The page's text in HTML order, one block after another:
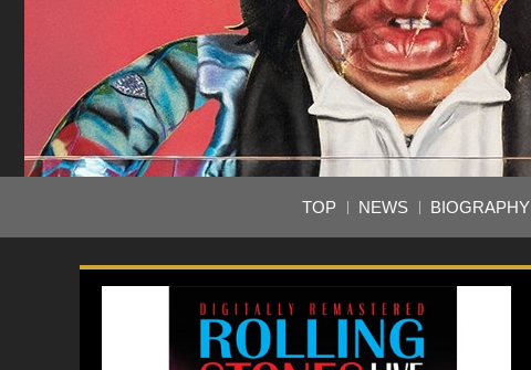
TOP NEWS BIOGRAPHY